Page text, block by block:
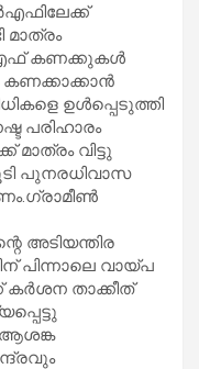
കണക്കുകള്‍
കണക്കാക്കാന്‍
ഉള്‍പ്പെടുത്തി
പരിഹാരം
മാത്രം വിട്ടു
പുനരധിവാസ
അടിയന്തിര
പിന്നാലെ വായ്പ
കര്‍ശന താക്കീത്
ആശങ്ക